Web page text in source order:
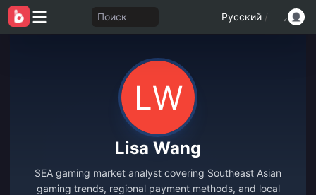
Поиск Русский /
Lisa Wang
SEA gaming market analyst covering Southeast Asian
gaming trends, regional payment methods, and local